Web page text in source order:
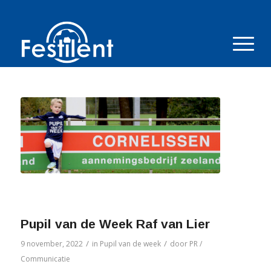
Pupil van de Week Raf van Lier
9 november, 2022 / in Pupil van de week / door PR /
Communicatie